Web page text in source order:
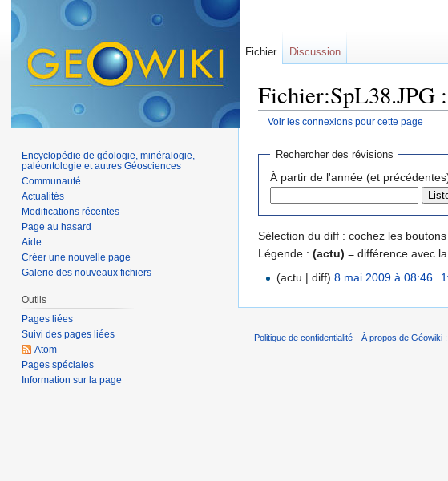
Fichier:SpL38.JPG
Voir les connexions pour cette page
Rechercher des révisions
À partir de l'année (et
Sélection du diff : cochez les
Légende : (actu) = différence avec
(actu | diff) 8 mai 2009 à 08:46
Fichier Discussion
Encyclopédie de géologie, minéralogie,
paléontologie et autres Géosciences
Communauté
Actualités
Modifications récentes
Page au hasard
Aide
Créer une nouvelle page
Galerie des nouveaux fichiers
Outils
Pages liées
Suivi des pages liées
Atom
Pages spéciales
Information sur la page
Politique de confidentialité À propos de Géowiki